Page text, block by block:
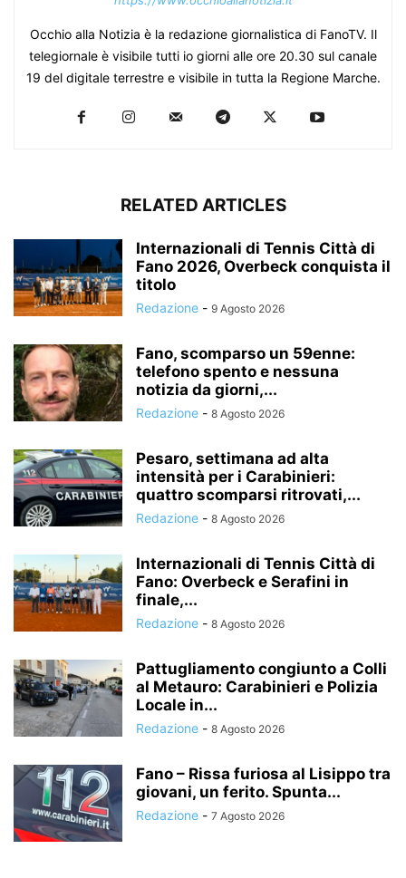
Occhio alla Notizia è la redazione giornalistica di FanoTV. Il
telegiornale è visibile tutti io giorni alle ore 20.30 sul canale
19 del digitale terrestre e visibile in tutta la Regione Marche.
RELATED ARTICLES
Internazionali di Tennis Città di
Fano 2026, Overbeck conquista il
titolo
Redazione - 9 Agosto 2026
Fano, scomparso un 59enne:
telefono spento e nessuna
notizia da giorni,...
Redazione - 8 Agosto 2026
Pesaro, settimana ad alta
intensità per i Carabinieri:
quattro scomparsi ritrovati,...
Redazione - 8 Agosto 2026
Internazionali di Tennis Città di
Fano: Overbeck e Serafini in
finale,...
Redazione - 8 Agosto 2026
Pattugliamento congiunto a Colli
al Metauro: Carabinieri e Polizia
Locale in...
Redazione - 8 Agosto 2026
Fano – Rissa furiosa al Lisippo tra
giovani, un ferito. Spunta...
Redazione - 7 Agosto 2026